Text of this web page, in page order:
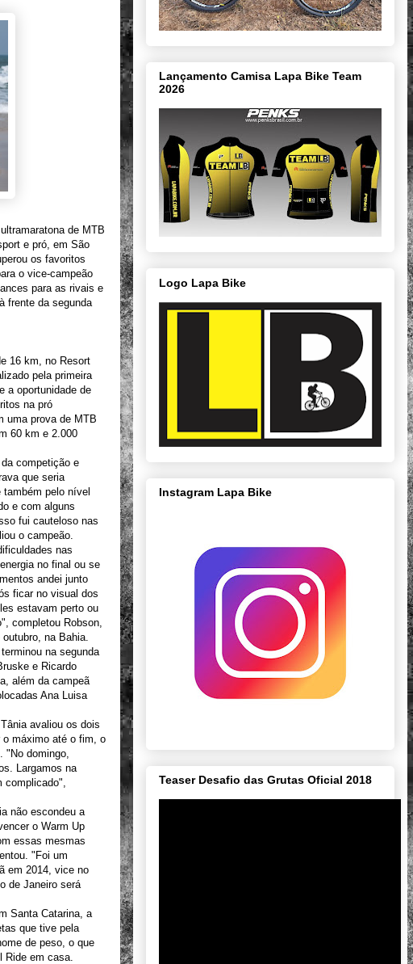
de MTB
e pró, em São
os favoritos
o vice-campeão
para as rivais e
frente da segunda
16 km, no Resort
pela primeira
a oportunidade de
na pró
uma prova de MTB
60 km e 2.000
competição e
que seria
pelo nível
e com alguns
fui cauteloso nas
o campeão.
nas
no final ou se
andei junto
ficar no visual dos
estavam perto ou
completou Robson,
na Bahia.
na segunda
e Ricardo
além da campeã
Ana Luisa
avaliou os dois
o máximo até o fim, o
domingo,
Largamos na
não escondeu a
o Warm Up
essas mesmas
"Foi um
em 2014, vice no
de Janeiro será
Santa Catarina, a
que tive pela
de peso, o que
Ride em casa.
Lançamento Camisa Lapa Bike Team
2026
Logo Lapa Bike
Instagram Lapa Bike
Teaser Desafio das Grutas Oficial 2018